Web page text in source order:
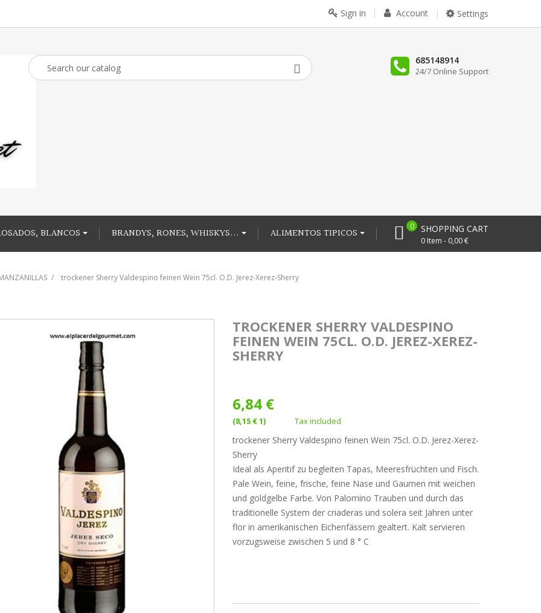
Settings
Account
Sign in
685148914
24/7 Online Support
SHOPPING CART
0 Item - 0,00 €
0
BLANCOS BRANDYS, RONES, WHISKYS... ALIMENTOS TIPICOS
trockener Sherry Valdespino feinen Wein 75cl. O.D. Jerez-Xerez-Sherry
TROCKENER SHERRY VALDESPINO
FEINEN WEIN 75CL. O.D. JEREZ-XEREZ-
SHERRY
6,84 €
(8,15 € 1) Tax included
trockener Sherry Valdespino feinen Wein 75cl. O.D. Jerez-Xerez-
Sherry
Ideal als Aperitif zu begleiten Tapas, Meeresfrüchten und Fisch.
Pale Wein, feine, frische, feine Nase und Gaumen mit weichen
und goldgelbe Farbe. Von Palomino Trauben und durch das
traditionelle System der criaderas und solera seit Jahren unter
flor in amerikanischen Eichenfässern gealtert. Kalt servieren
vorzugsweise zwischen 5 und 8 ° C